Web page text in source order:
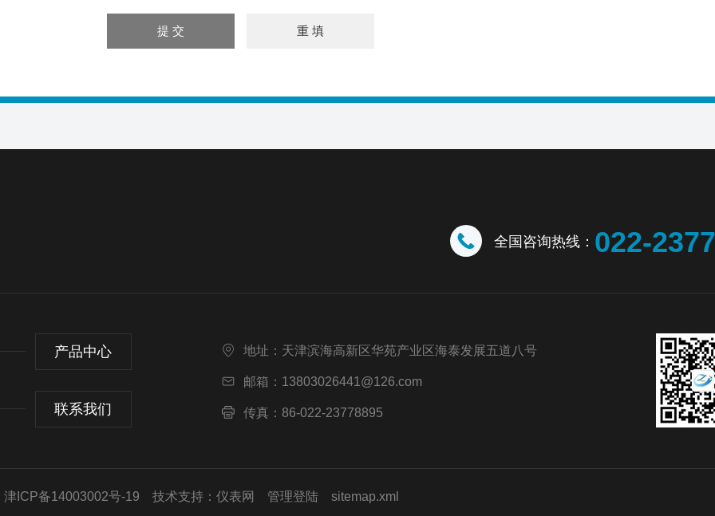
全国咨询热线： 022-
产品中心
联系我们
地址：天津滨海高新区华苑产业区海泰发展五道八号
邮箱：13803026441@126.com
传真：86-022-23778895
津ICP备14003002号-19 技术支持： 仪表网 管理登陆 sitemap.xml